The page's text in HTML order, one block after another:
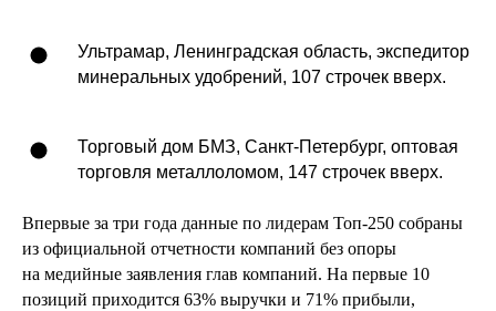
Ультрамар, Ленинградская область, экспедитор
минеральных удобрений, 107 строчек вверх.
Торговый дом БМЗ, Санкт-Петербург, оптовая
торговля металлоломом, 147 строчек вверх.
Впервые за три года данные по лидерам Топ-250 собраны
из официальной отчетности компаний без опоры
на медийные заявления глав компаний. На первые 10
позиций приходится 63% выручки и 71% прибыли,